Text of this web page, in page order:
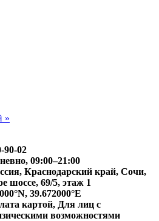
»
90-02
09:00–21:00
Краснодарский край, Сочи,
шоссе, 69/5, этаж 1
39.672000°E
картой, Для лиц с
возможностями